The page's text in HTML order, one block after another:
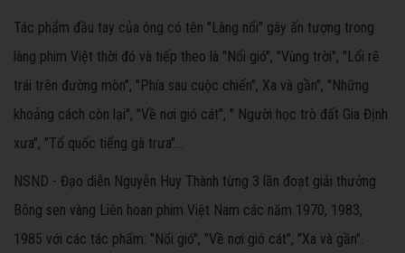
Tác phẩm đầu tay của ông có tên "Làng nổi" gây ấn tượng trong
làng phim Việt thời đó và tiếp theo là "Nổi gió", "Vùng trời", "Lối rẽ
trái trên đường mòn", "Phía sau cuộc chiến", Xa và gần", "Những
khoảng cách còn lại", "Về nơi gió cát", " Người học trò đất Gia Định
xưa", "Tổ quốc tiếng gà trưa"...
NSND - Đạo diễn Nguyễn Huy Thành từng 3 lần đoạt giải thưởng
Bông sen vàng Liên hoan phim Việt Nam các năm 1970, 1983,
1985 với các tác phẩm: "Nổi gió", "Về nơi gió cát", "Xa và gần".